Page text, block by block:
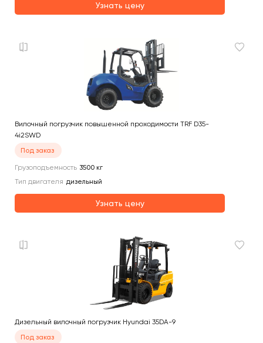
Узнать цену
Вилочный погрузчик повышенной проходимости TRF D35-
4i2SWD
Под заказ
Грузоподъемность 3500 кг
Тип двигателя дизельный
Узнать цену
Дизельный вилочный погрузчик Hyundai 35DA-9
Под заказ